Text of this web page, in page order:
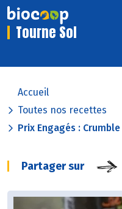
Tourne Sol
Accueil
Toutes nos recettes
Prix Engagés :
Partager sur